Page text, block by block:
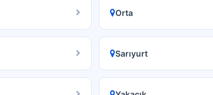
Orta
Sarıyurt